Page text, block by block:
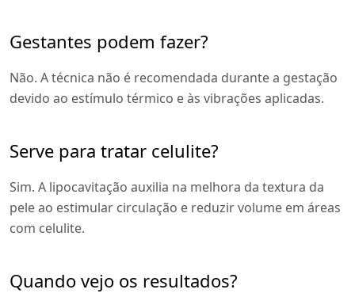
Gestantes podem fazer?
Não. A técnica não é recomendada durante a gestação
devido ao estímulo térmico e às vibrações aplicadas.
Serve para tratar celulite?
Sim. A lipocavitação auxilia na melhora da textura da
pele ao estimular circulação e reduzir volume em áreas
com celulite.
Quando vejo os resultados?